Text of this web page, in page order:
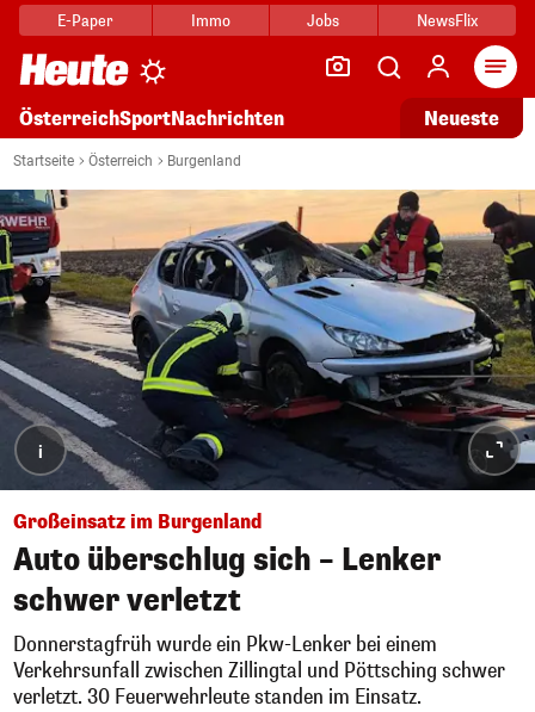
E-Paper Immo Jobs NewsFlix
ÖsterreichSportNachrichten Neueste
Startseite Österreich Burgenland
i
Großeinsatz im Burgenland
Auto überschlug sich – Lenker
schwer verletzt
Donnerstagfrüh wurde ein Pkw-Lenker bei einem
Verkehrsunfall zwischen Zillingtal und Pöttsching schwer
verletzt. 30 Feuerwehrleute standen im Einsatz.